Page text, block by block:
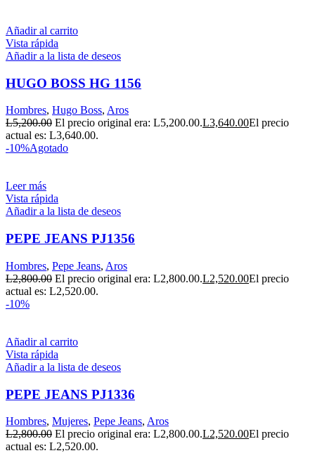
Añadir al carrito
Vista rápida
Añadir a la lista de deseos
HUGO BOSS HG 1156
Hombres, Hugo Boss, Aros
L5,200.00 El precio original era: L5,200.00.L3,640.00El precio
actual es: L3,640.00.
-10%Agotado
Leer más
Vista rápida
Añadir a la lista de deseos
PEPE JEANS PJ1356
Hombres, Pepe Jeans, Aros
L2,800.00 El precio original era: L2,800.00.L2,520.00El precio
actual es: L2,520.00.
-10%
Añadir al carrito
Vista rápida
Añadir a la lista de deseos
PEPE JEANS PJ1336
Hombres, Mujeres, Pepe Jeans, Aros
L2,800.00 El precio original era: L2,800.00.L2,520.00El precio
actual es: L2,520.00.